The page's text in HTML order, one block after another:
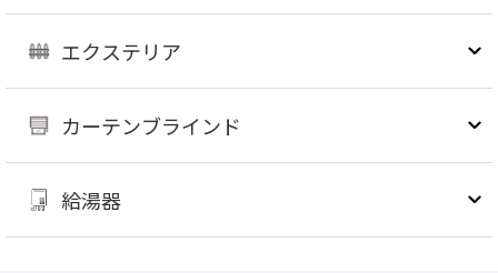
エクステリア
カーテンブラインド
給湯器